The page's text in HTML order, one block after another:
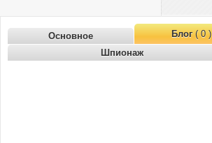
Основное Блог( 0 )
Шпионаж